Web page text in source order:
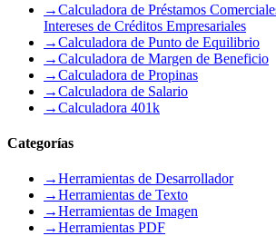
→Calculadora de Préstamos
Intereses de Créditos Empresariales
→Calculadora de Punto de Equilibrio
→Calculadora de Margen de Beneficio
→Calculadora de Propinas
→Calculadora de Salario
→Calculadora 401k
Categorías
→Herramientas de Desarrollador
→Herramientas de Texto
→Herramientas de Imagen
→Herramientas PDF